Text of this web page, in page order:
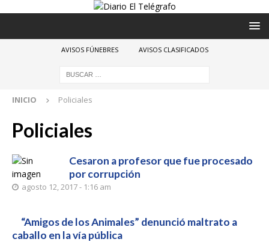
AVISOS FÚNEBRES AVISOS CLASIFICADOS
INICIO Policiales
Policiales
Cesaron a profesor que fue procesado
por corrupción
agosto 12, 2017 - 1:16 am
“Amigos de los Animales” denunció maltrato a
caballo en la vía pública